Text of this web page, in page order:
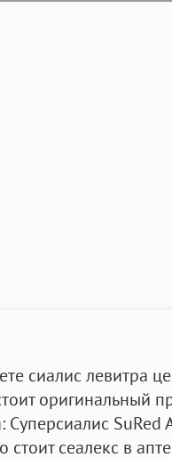
сиалис левитра
оригинальный
Суперсиалис
сеалекс в